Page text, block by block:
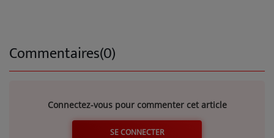
Commentaires(0)
Connectez-vous pour commenter cet article
SE CONNECTER